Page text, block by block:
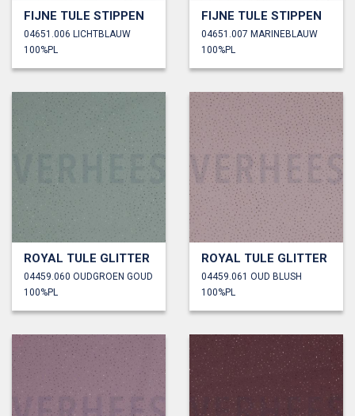
FIJNE TULE STIPPEN
04651.006 LICHTBLAUW
100%PL
FIJNE TULE STIPPEN
04651.007 MARINEBLAUW
100%PL
ROYAL TULE GLITTER
04459.060 OUDGROEN GOUD
100%PL
ROYAL TULE GLITTER
04459.061 OUD BLUSH
100%PL